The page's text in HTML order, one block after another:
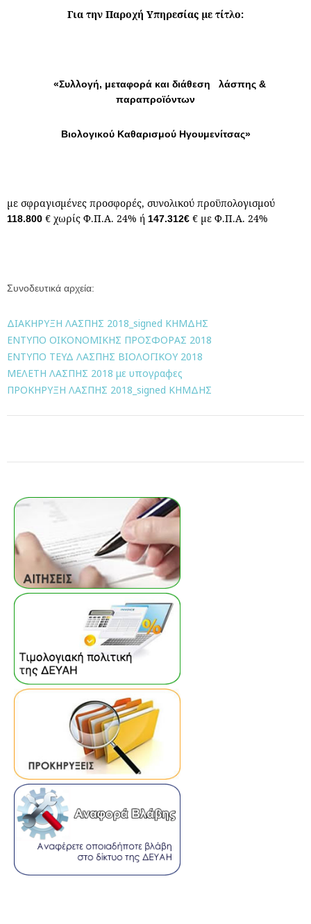
Για την Παροχή Υπηρεσίας με τίτλο:
«Συλλογή, μεταφορά και διάθεση λάσπης &
παραπροϊόντων
Βιολογικού Καθαρισμού Ηγουμενίτσας»
με σφραγισμένες προσφορές, συνολικού προϋπολογισμού
118.800 € χωρίς Φ.Π.Α. 24% ή 147.312€ € με Φ.Π.Α. 24%
Συνοδευτικά αρχεία:
ΔΙΑΚΗΡΥΞΗ ΛΑΣΠΗΣ 2018_signed ΚΗΜΔΗΣ
ΕΝΤΥΠΟ ΟΙΚΟΝΟΜΙΚΗΣ ΠΡΟΣΦΟΡΑΣ 2018
ΕΝΤΥΠΟ ΤΕΥΔ ΛΑΣΠΗΣ ΒΙΟΛΟΓΙΚΟΥ 2018
ΜΕΛΕΤΗ ΛΑΣΠΗΣ 2018 με υπογραφες
ΠΡΟΚΗΡΥΞΗ ΛΑΣΠΗΣ 2018_signed ΚΗΜΔΗΣ